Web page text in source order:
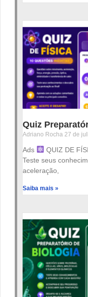
Quiz
Adriano Rocha 27 de
Ads
QUIZ DE
Teste seus
aceleração,
Saiba mais »